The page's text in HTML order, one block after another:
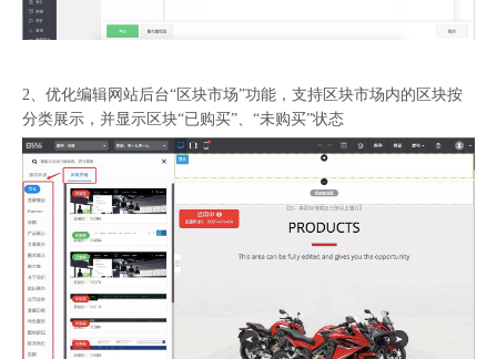
2、优化编辑网站后台“区块市场”功能，支持区块市场内的区块按
分类展示，并显示区块“已购买”、“未购买”状态